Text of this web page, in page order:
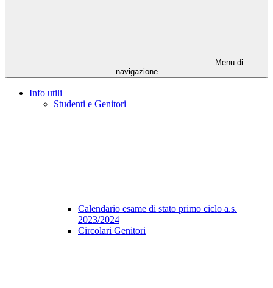
Menu di
navigazione
Info utili
Studenti e Genitori
Calendario esame di stato primo ciclo a.s.
2023/2024
Circolari Genitori